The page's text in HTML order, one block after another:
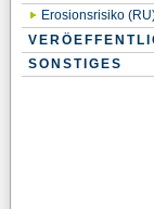
Erosionsrisiko
SONSTIGES